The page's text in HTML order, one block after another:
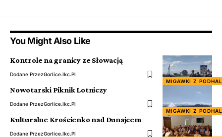
You Might Also Like
MIGAWKI Z
Kontrole na granicy ze Słowacją
Dodane PrzezGorlice.ikc.pl
MIGAWKI Z
Nowotarski Piknik Lotniczy
Dodane PrzezGorlice.ikc.pl
Kulturalne Krościenko nad Dunajcem
Dodane PrzezGorlice.ikc.pl